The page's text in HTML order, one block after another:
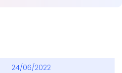
24/06/2022